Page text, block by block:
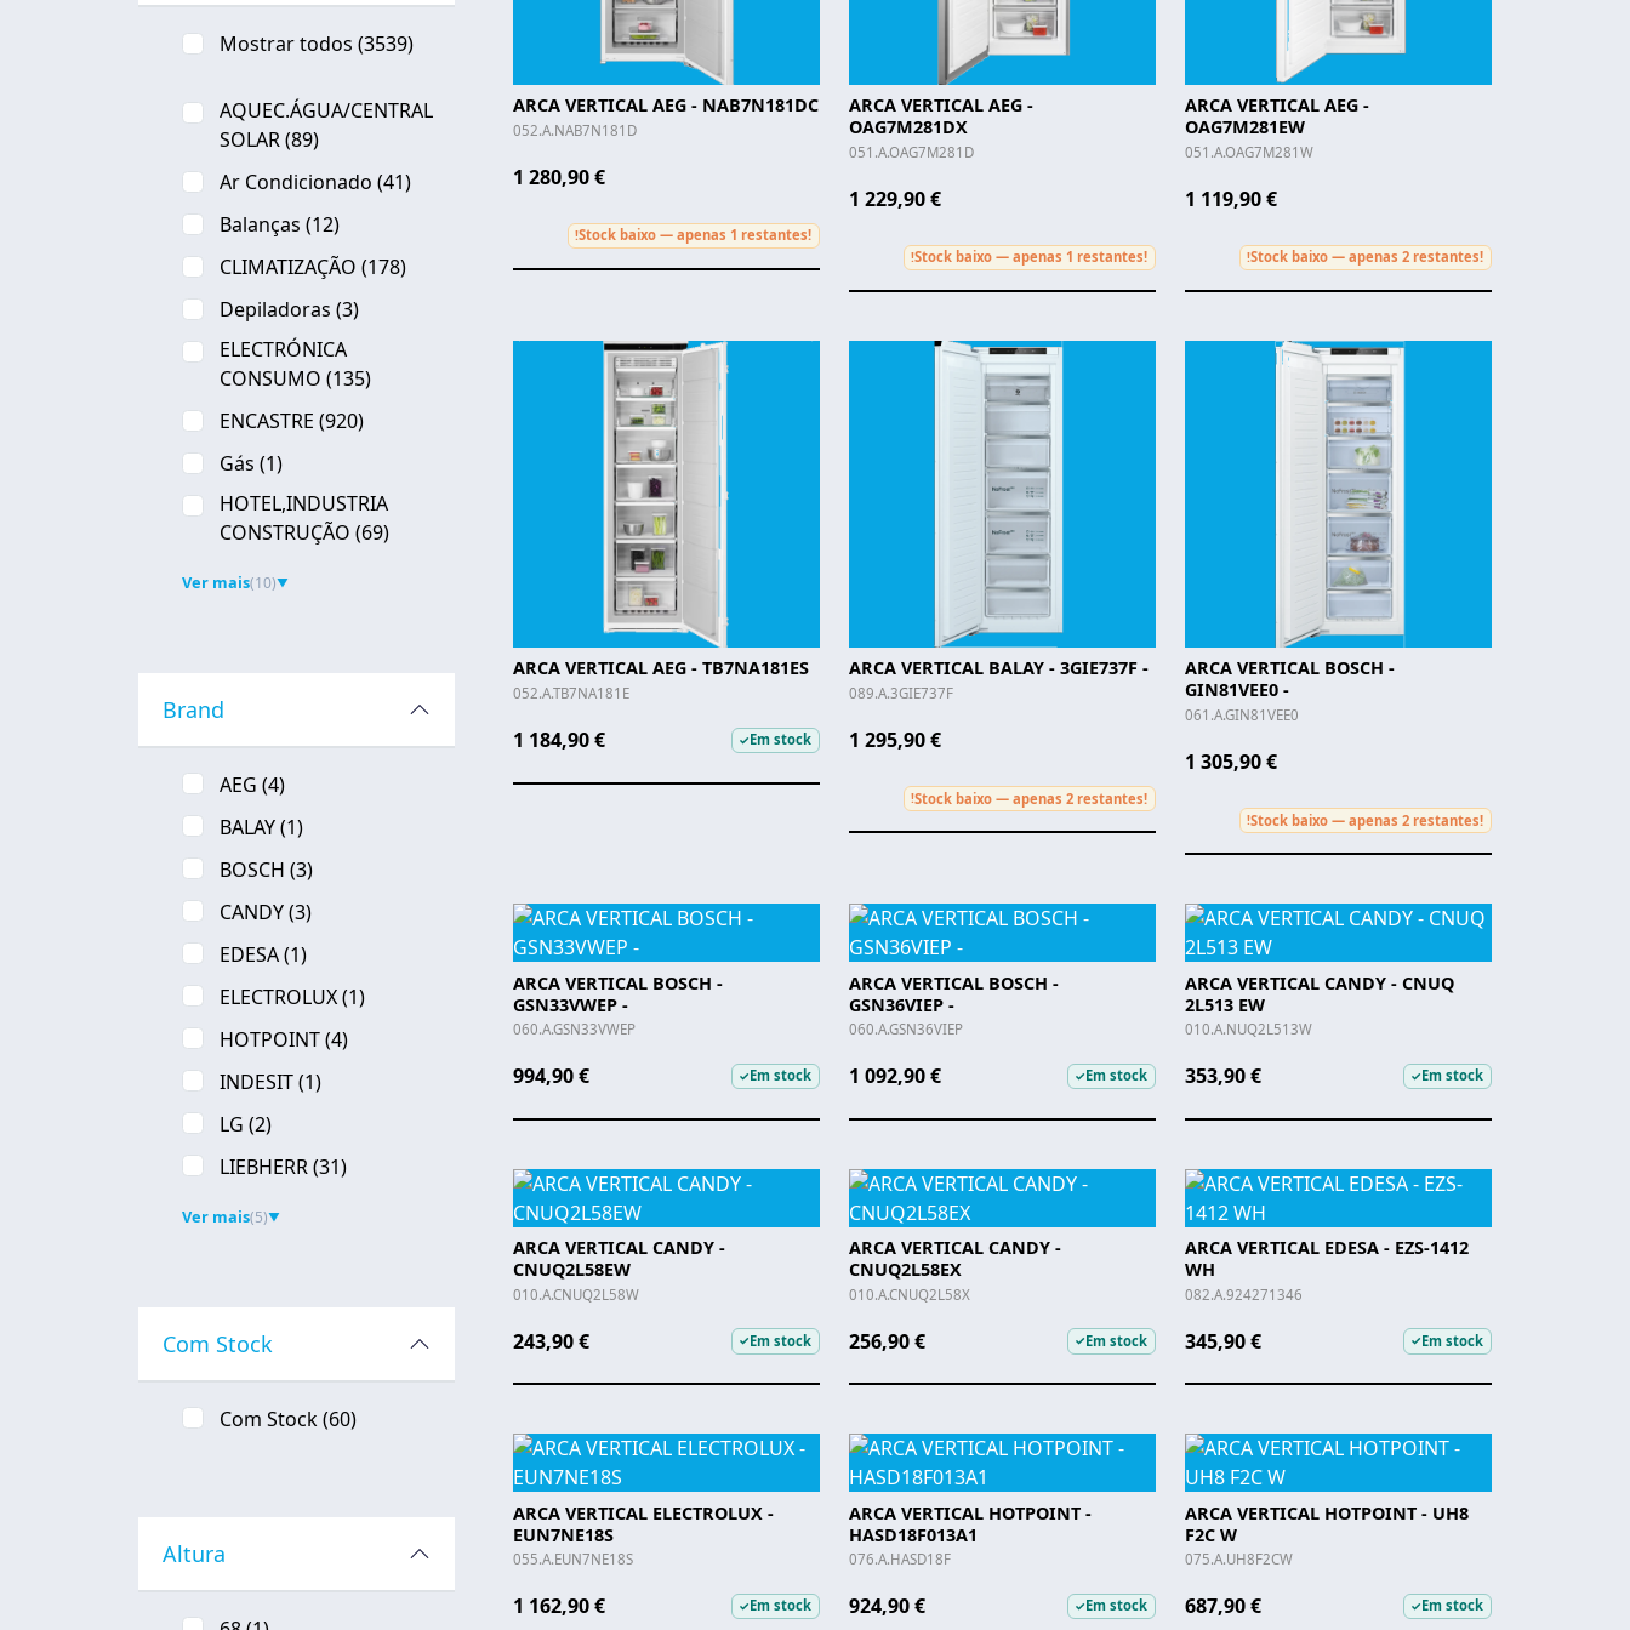
ARCA VERTICAL AEG - NAB7N181DC
052.A.NAB7N181D
1 280,90 €
!Stock baixo — apenas 1 restantes!
ARCA VERTICAL AEG -
OAG7M281DX
051.A.OAG7M281D
1 229,90 €
!Stock baixo — apenas 1 restantes!
ARCA VERTICAL AEG -
OAG7M281EW
051.A.OAG7M281W
1 119,90 €
!Stock baixo — apenas 2 restantes!
ARCA VERTICAL AEG - TB7NA181ES
052.A.TB7NA181E
1 184,90 € ✓Em stock
ARCA VERTICAL BALAY - 3GIE737F -
089.A.3GIE737F
1 295,90 €
!Stock baixo — apenas 2 restantes!
ARCA VERTICAL BOSCH -
GIN81VEE0 -
061.A.GIN81VEE0
1 305,90 €
!Stock baixo — apenas 2 restantes!
ARCA VERTICAL BOSCH -
GSN33VWEP -
060.A.GSN33VWEP
994,90 € ✓Em stock
ARCA VERTICAL BOSCH -
GSN36VIEP -
060.A.GSN36VIEP
1 092,90 € ✓Em stock
ARCA VERTICAL CANDY - CNUQ
2L513 EW
010.A.NUQ2L513W
353,90 € ✓Em stock
ARCA VERTICAL CANDY -
CNUQ2L58EW
010.A.CNUQ2L58W
243,90 € ✓Em stock
ARCA VERTICAL CANDY -
CNUQ2L58EX
010.A.CNUQ2L58X
256,90 € ✓Em stock
ARCA VERTICAL EDESA - EZS-1412
WH
082.A.924271346
345,90 € ✓Em stock
ARCA VERTICAL ELECTROLUX -
EUN7NE18S
055.A.EUN7NE18S
1 162,90 € ✓Em stock
ARCA VERTICAL HOTPOINT -
HASD18F013A1
076.A.HASD18F
924,90 € ✓Em stock
ARCA VERTICAL HOTPOINT - UH8
F2C W
075.A.UH8F2CW
687,90 € ✓Em stock
Mostrar todos (3539)
AQUEC.ÁGUA/CENTRAL
SOLAR(89)
Ar Condicionado (41)
Balanças (12)
CLIMATIZAÇÃO (178)
Depiladoras (3)
ELECTRÓNICA
CONSUMO (135)
ENCASTRE (920)
Gás (1)
HOTEL,INDUSTRIA
CONSTRUÇÃO (69)
Ver mais(10)▼
Brand
AEG (4)
BALAY(1)
BOSCH (3)
CANDY(3)
EDESA(1)
ELECTROLUX(1)
HOTPOINT(4)
INDESIT(1)
LG (2)
LIEBHERR(31)
Ver mais(5)▼
Com Stock
Com Stock(60)
Altura